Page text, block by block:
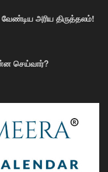
அரிய திருத்தலம்!
செய்வார்?